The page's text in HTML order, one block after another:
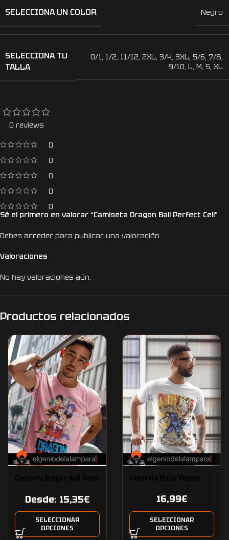
SELECCIONA UN COLOR Negro
SELECCIONA TU
TALLA
0/1, 1/2, 11/12, 2XL, 3/4, 3XL, 5/6, 7/8,
9/10, L, M, S, XL
0 reviews
0
0
0
0
0
Valoraciones
No hay valoraciones aún.
Sé el primero en valorar “Camiseta Dragon Ball Perfect Cell”
Debes acceder para publicar una valoración.
Productos relacionados
Desde: 15,35€
SELECCIONAR
OPCIONES
16,99€
SELECCIONAR
OPCIONES